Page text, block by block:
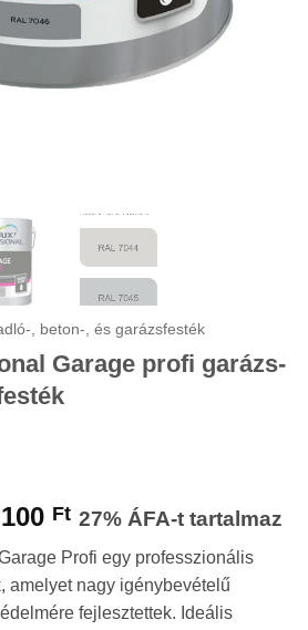
, beton-, és garázsfesték
Garage profi garázs-
FtÁrtartomány:
100 Ft
-
25
27% ÁFA-t tartalmaz
Profi egy professzionális
amelyet nagy igénybevételű
fejlesztettek. Ideális